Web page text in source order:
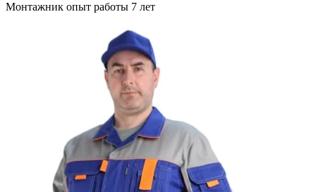
Монтажник опыт работы 7 лет